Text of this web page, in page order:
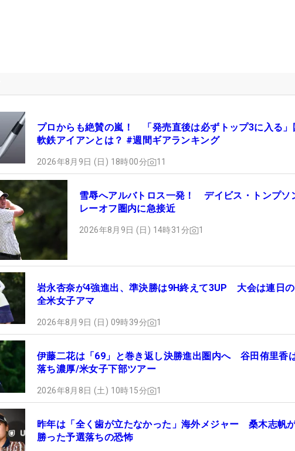
プロからも絶賛の嵐！ 「発売直後は必ずトップ3に入る」
軟鉄アイアンとは？ #週間ギアランキング
2026年8月9日 (日) 18時00分 11
雪辱へアルバトロス一発！ デイビス・トンプソ
レーオフ圏内に急接近
2026年8月9日 (日) 14時31分 1
岩永杏奈が4強進出、準決勝は9H終えて3UP 大会は連日
全米女子アマ
2026年8月9日 (日) 09時39分 1
伊藤二花は「69」と巻き返し決勝進出圏内へ 谷田侑里香
落ち濃厚/米女子下部ツアー
2026年8月8日 (土) 10時15分 1
昨年は「全く歯が立たなかった」海外メジャー 桑木志帆
勝った予選落ちの恐怖